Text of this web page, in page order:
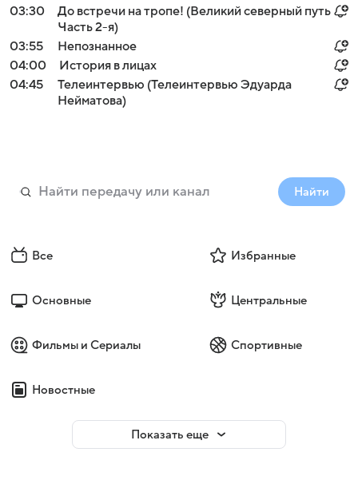
03:30
До встречи на тропе! (Великий северный путь
Часть 2-я)
03:55
Непознанное
04:00
История в лицах
04:45
Телеинтервью (Телеинтервью Эдуарда
Нейматова)
Найти
Все Избранные
Основные Центральные
Фильмы и Сериалы Спортивные
Новостные
Показать еще